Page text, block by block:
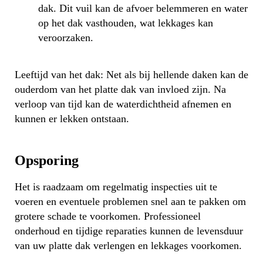
dak. Dit vuil kan de afvoer belemmeren en water
op het dak vasthouden, wat lekkages kan
veroorzaken.
Leeftijd van het dak: Net als bij hellende daken kan de
ouderdom van het platte dak van invloed zijn. Na
verloop van tijd kan de waterdichtheid afnemen en
kunnen er lekken ontstaan.
Opsporing
Het is raadzaam om regelmatig inspecties uit te
voeren en eventuele problemen snel aan te pakken om
grotere schade te voorkomen. Professioneel
onderhoud en tijdige reparaties kunnen de levensduur
van uw platte dak verlengen en lekkages voorkomen.